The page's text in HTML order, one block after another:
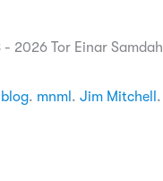
2026 Tor Einar Samdahl
. mnml . Jim Mitchell .